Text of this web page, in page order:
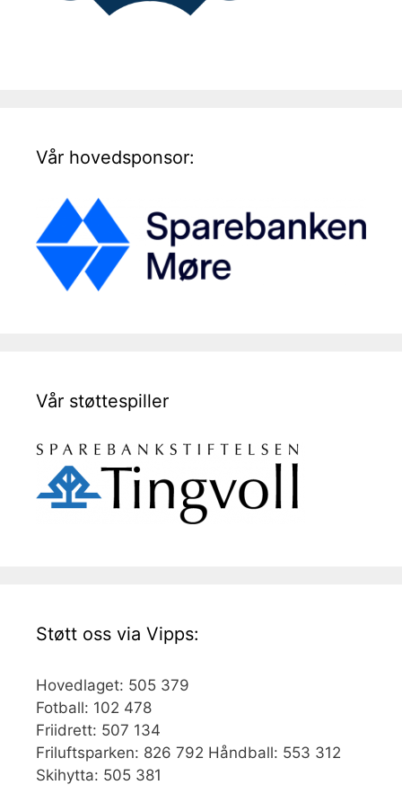
Vår hovedsponsor:
Vår støttespiller
Støtt oss via Vipps:
Hovedlaget: 505 379
Fotball: 102 478
Friidrett: 507 134
Friluftsparken: 826 792 Håndball: 553 312
Skihytta: 505 381